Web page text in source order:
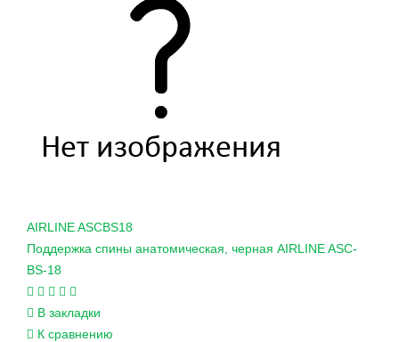
AIRLINEASCBS18
Поддержка спины анатомическая, черная AIRLINE ASC-
BS-18
В закладки
К сравнению